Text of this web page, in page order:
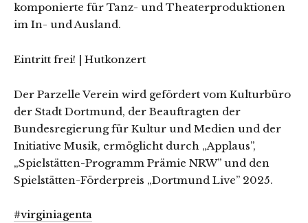
komponierte für Tanz- und Theaterproduktionen
im In- und Ausland.
Eintritt frei! | Hutkonzert
Der Parzelle Verein wird gefördert vom Kulturbüro
der Stadt Dortmund, der Beauftragten der
Bundesregierung für Kultur und Medien und der
Initiative Musik, ermöglicht durch „Applaus”,
„Spielstätten-Programm Prämie NRW” und den
Spielstätten-Förderpreis „Dortmund Live” 2025.
#virginiagenta